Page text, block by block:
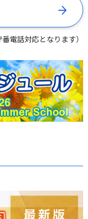
電話対応となります）